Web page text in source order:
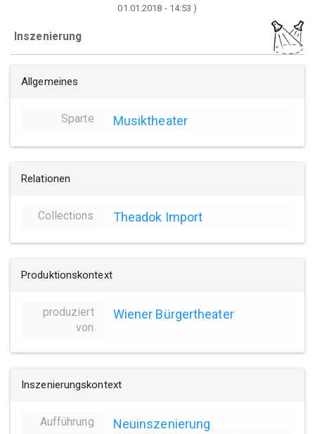
01.01.2018 - 14:53 )
Inszenierung
Allgemeines
Sparte Musiktheater
Relationen
Collections Theadok Import
Produktionskontext
produziert
von
Wiener Bürgertheater
Inszenierungskontext
Aufführung Neuinszenierung